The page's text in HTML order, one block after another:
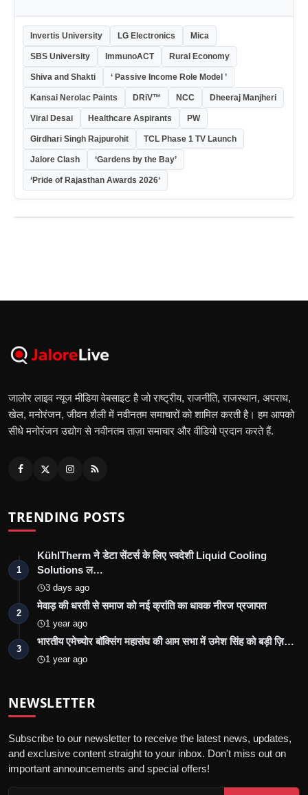
Invertis University LG Electronics Mica
SBS University ImmunoACT Rural Economy
Shiva and Shakti ‘ Passive Income Role Model ’
Kansai Nerolac Paints DRiV™ NCC Dheeraj Manjheri
Viral Desai Healthcare Aspirants PW
Girdhari Singh Rajpurohit TCL Phase 1 TV Launch
Jalore Clash ‘Gardens by the Bay’
‘Pride of Rajasthan Awards 2026‘
जालोर लाइव न्यूज मीडिया वेबसाइट है जो राष्ट्रीय, राजनीति, राजस्थान, अपराध,
खेल, मनोरंजन, जीवन शैली में नवीनतम समाचारों को शामिल करती है। हम आपको
सीधे मनोरंजन उद्योग से नवीनतम ताज़ा समाचार और वीडियो प्रदान करते हैं.
TRENDING POSTS
1
KühlTherm ने डेटा सेंटर्स के लिए स्वदेशी Liquid Cooling
Solutions ल…
3 days ago
2
मेवाड़ की धरती से समाज को नई क्रांति का धावक नीरज प्रजापत
1 year ago
3
भारतीय एमेच्योर बॉक्सिंग महासंघ की आम सभा में उमेश सिंह को बड़ी ज़ि…
1 year ago
NEWSLETTER
Subscribe to our newsletter to receive the latest news, updates,
and exclusive content straight to your inbox. Don't miss out on
important announcements and special offers!